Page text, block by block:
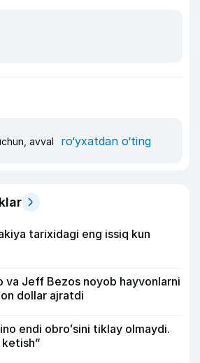
avval ro‘yxatdan o‘ting
tarixidagi eng issiq kun
va Jeff Bezos noyob hayvonlarni
dollar ajratdi
endi obroʻsini tiklay olmaydi.